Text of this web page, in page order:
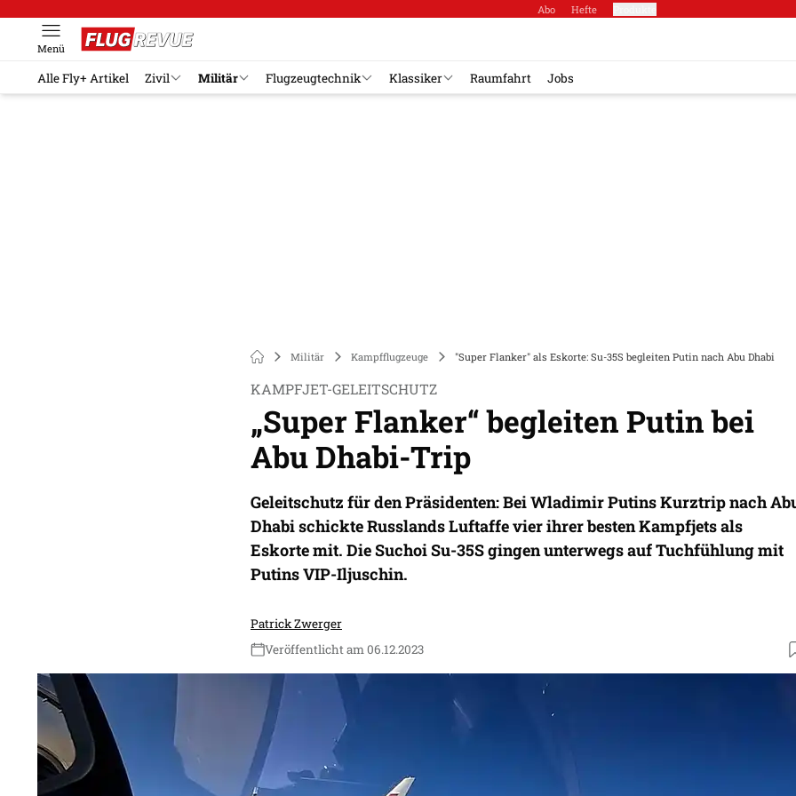
Abo Hefte
Menü
Alle Fly+ Artikel Zivil Militär Flugzeugtechnik Klassiker Raumfahrt Jobs
Militär Kampfflugzeuge "Super Flanker" als Eskorte: Su-35S begleiten Putin nach Abu Dhabi
KAMPFJET-GELEITSCHUTZ
„Super Flanker“ begleiten Putin bei
Abu Dhabi-Trip
Geleitschutz für den Präsidenten: Bei Wladimir Putins Kurztrip nach
Dhabi schickte Russlands Luftaffe vier ihrer besten Kampfjets als
Eskorte mit. Die Suchoi Su-35S gingen unterwegs auf Tuchfühlung mit
Putins VIP-Iljuschin.
Patrick Zwerger
Veröffentlicht am 06.12.2023